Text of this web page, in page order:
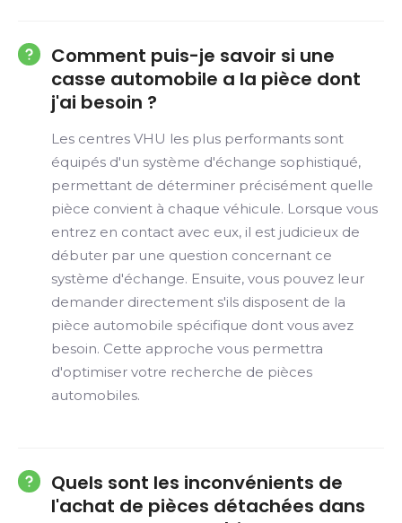
Comment puis-je savoir si une
casse automobile a la pièce dont
j'ai besoin ?
Les centres VHU les plus performants sont
équipés d'un système d'échange sophistiqué,
permettant de déterminer précisément quelle
pièce convient à chaque véhicule. Lorsque vous
entrez en contact avec eux, il est judicieux de
débuter par une question concernant ce
système d'échange. Ensuite, vous pouvez leur
demander directement s'ils disposent de la
pièce automobile spécifique dont vous avez
besoin. Cette approche vous permettra
d'optimiser votre recherche de pièces
automobiles.
Quels sont les inconvénients de
l'achat de pièces détachées dans